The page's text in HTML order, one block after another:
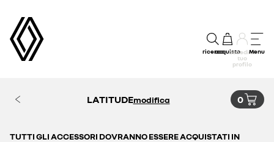
ricercaacquistoaccedi al
tuo
profilo
Menu
LATITUDEmodifica 0
TUTTI GLI ACCESSORI DOVRANNO ESSERE ACQUISTATI IN